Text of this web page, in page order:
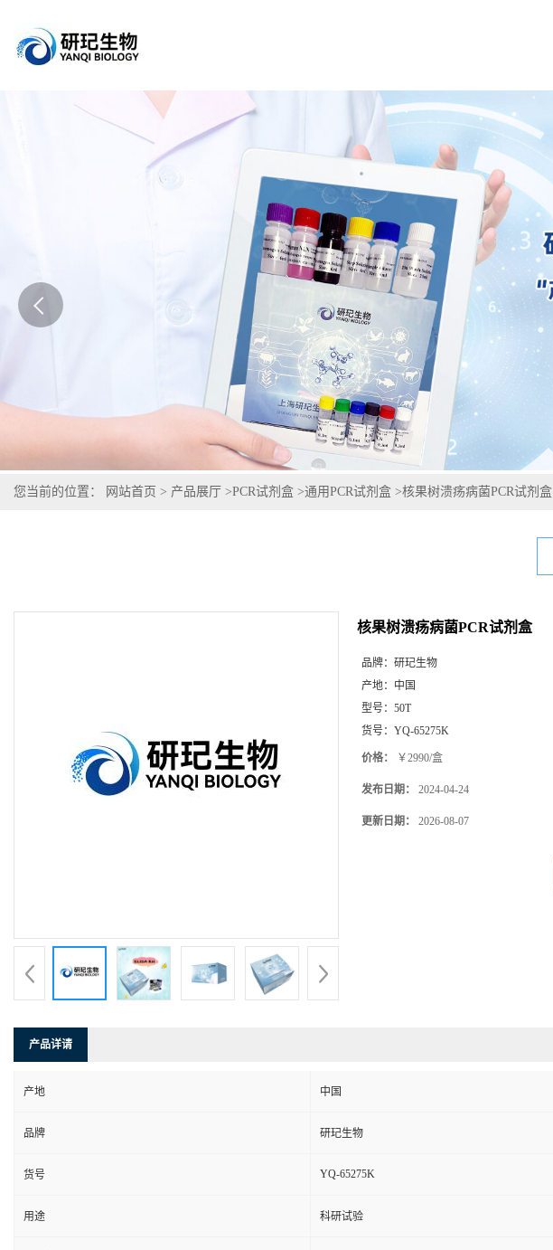
您当前的位置： 网站首页 > 产品展厅 >PCR试剂盒 >通用PCR试剂盒 >核果树溃疡病菌PCR试剂盒
核果树溃疡病菌PCR试剂盒
品牌： 研玘生物
产地： 中国
型号： 50T
货号： YQ-65275K
价格： ￥2990/盒
发布日期： 2024-04-24
更新日期： 2026-08-07
产品详请
产地 中国
品牌 研玘生物
货号 YQ-65275K
用途 科研试验